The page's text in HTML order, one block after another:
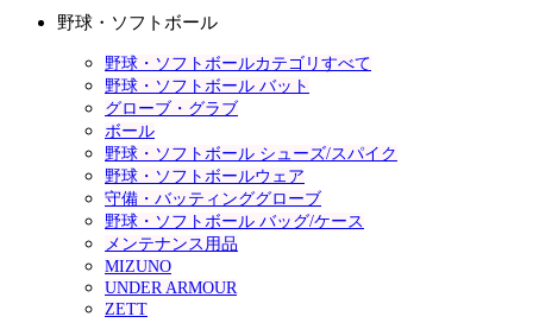
野球・ソフトボール
野球・ソフトボールカテゴリすべて
野球・ソフトボール バット
グローブ・グラブ
ボール
野球・ソフトボール シューズ/スパイク
野球・ソフトボールウェア
守備・バッティンググローブ
野球・ソフトボール バッグ/ケース
メンテナンス用品
MIZUNO
UNDER ARMOUR
ZETT